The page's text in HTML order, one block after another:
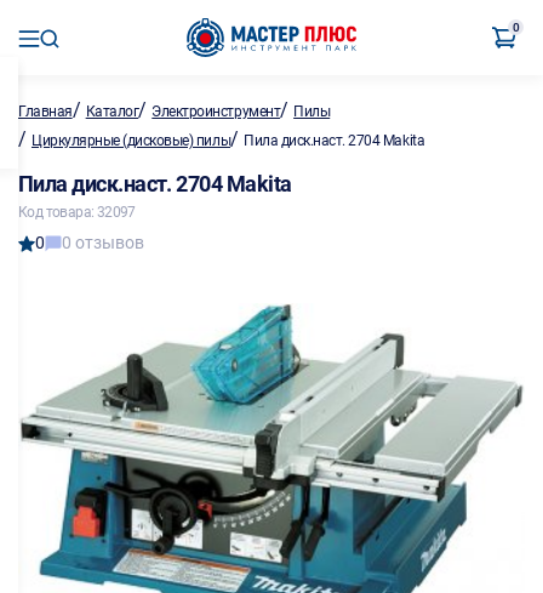
0
Главная/ Каталог/ Электроинструмент/ Пилы
/ Циркулярные (дисковые) пилы/ Пила диск.наст. 2704 Makita
Пила диск.наст. 2704 Makita
Код товара: 32097
0 0 отзывов